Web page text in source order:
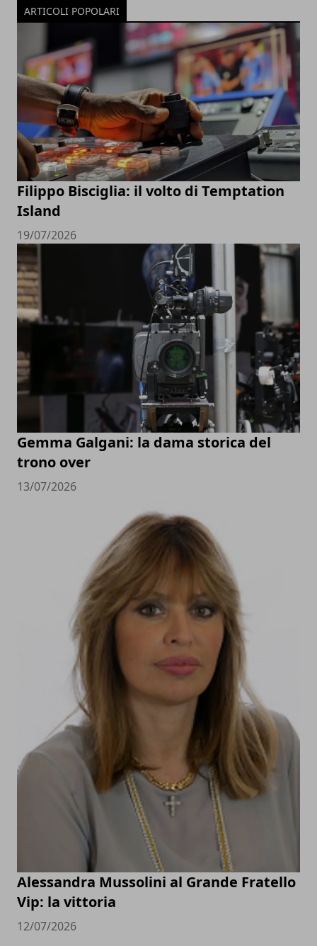
ARTICOLI POPOLARI
Filippo Bisciglia: il volto di Temptation
Island
19/07/2026
Gemma Galgani: la dama storica del
trono over
13/07/2026
Alessandra Mussolini al Grande Fratello
Vip: la vittoria
12/07/2026